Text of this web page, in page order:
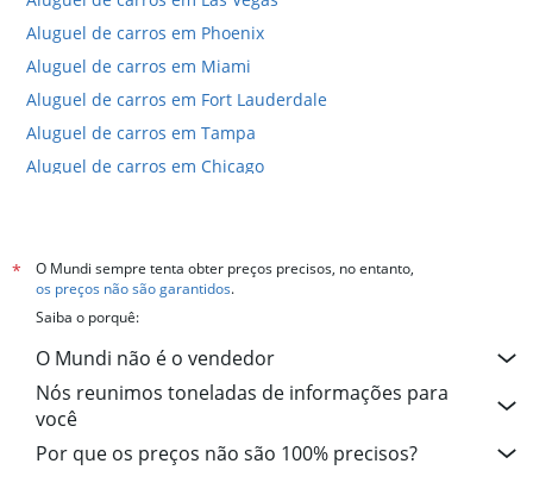
Aluguel de carros em Phoenix
Aluguel de carros em Miami
Aluguel de carros em Fort Lauderdale
Aluguel de carros em Tampa
Aluguel de carros em Chicago
Hotéis em Nova York
Hotéis em Chicago
Hotéis em Orlando
Hotéis em Cancún
Hotéis em Honolulu
Hotéis em San Diego
Hotéis em Miami
*
O Mundi sempre tenta obter preços precisos, no entanto,
os preços não são garantidos.
Saiba o porquê:
O Mundi não é o vendedor
Nós reunimos toneladas de informações para
você
Por que os preços não são 100% precisos?